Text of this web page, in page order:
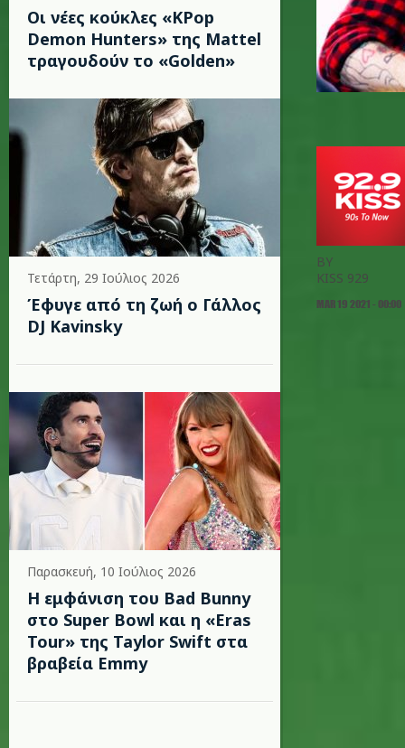
Οι νέες κούκλες «KPop
Demon Hunters» της Mattel
τραγουδούν το «Golden»
Τετάρτη, 29 Ιούλιος 2026
Έφυγε από τη ζωή ο Γάλλος
DJ Kavinsky
Παρασκευή, 10 Ιούλιος 2026
Η εμφάνιση του Bad Bunny
στο Super Bowl και η «Eras
Tour» της Taylor Swift στα
βραβεία Emmy
BY
KISS 929
MAR 19 2021 - 00:00